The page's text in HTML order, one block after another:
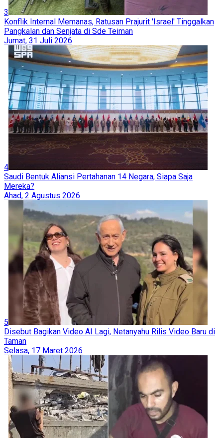
3
Konflik Internal Memanas, Ratusan Prajurit 'Israel' Tinggalkan
Pangkalan dan Senjata di Sde Teiman
Jumat, 31 Juli 2026
4
Saudi Bentuk Aliansi Pertahanan 14 Negara, Siapa Saja
Mereka?
Ahad, 2 Agustus 2026
5
Disebut Bagikan Video AI Lagi, Netanyahu Rilis Video Baru di
Taman
Selasa, 17 Maret 2026